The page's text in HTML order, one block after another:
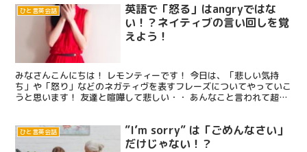
ひと言英会話
英語で「怒る」はangryではな
い！？ネイティブの言い回しを覚
えよう！
みなさんこんにちは！ レモンティーです！ 今日は、「悲しい気持
ち」や「怒り」などのネガティヴを表すフレーズについてやっていこ
うと思います！ 友達と喧嘩して悲しい・・ あんなこと言われて超腹
ひと言英会話
”I’m sorry” は「ごめんなさい」
だけじゃない！？